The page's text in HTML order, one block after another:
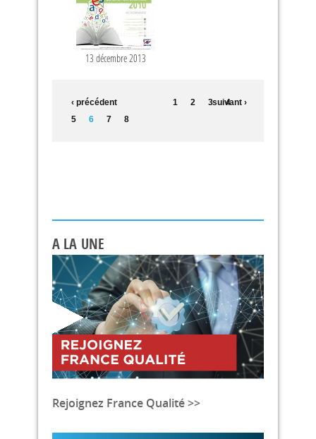
13 décembre 2013
‹ précédent 1 2 3
4
5
6 7 8
suivant ›
A LA UNE
Rejoignez France Qualité >>